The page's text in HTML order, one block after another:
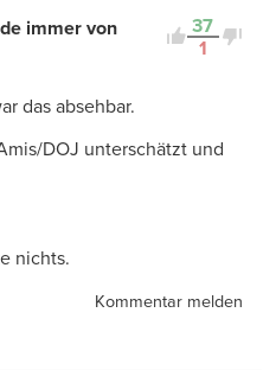
37
1
immer von
das absehbar.
DOJ unterschätzt und
nichts.
Kommentar melden